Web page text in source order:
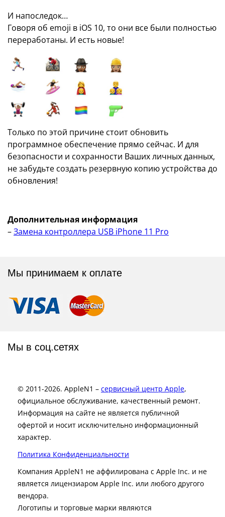
И напоследок…
Говоря об emoji в iOS 10, то они все были полностью
переработаны. И есть новые!
Только по этой причине стоит обновить
программное обеспечение прямо сейчас. И для
безопасности и сохранности Ваших личных данных,
не забудьте создать резервную копию устройства до
обновления!
Дополнительная информация
–Замена контроллера USB iPhone 11 Pro
Мы принимаем к оплате
Мы в соц.сетях
© 2011-2026. AppleN1 – сервисный центр Apple,
официальное обслуживание, качественный ремонт.
Информация на сайте не является публичной
офертой и носит исключительно информационный
характер.
Политика Конфиденциальности
Компания AppleN1 не аффилирована c Apple Inc. и не
является лицензиаром Apple Inc. или любого другого
вендора.
Логотипы и торговые марки являются